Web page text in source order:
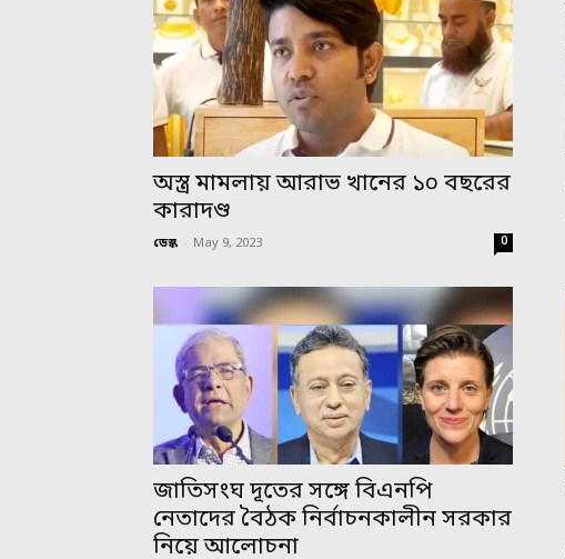
অস্ত্র মামলায় আরাভ খানের ১০ বছরের
কারাদণ্ড
ডেস্ক - May 9, 2023 0
জাতিসংঘ দূতের সঙ্গে বিএনপি
নেতাদের বৈঠক নির্বাচনকালীন সরকার
নিয়ে আলোচনা